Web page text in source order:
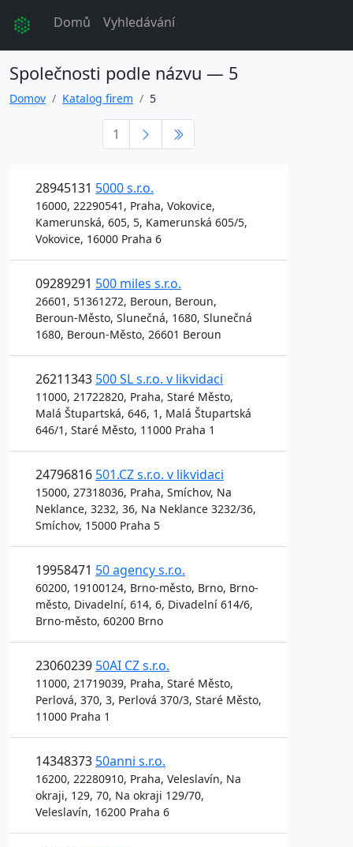
Domů Vyhledávání
Společnosti podle názvu — 5
Domov Katalog firem 5
1
28945131 5000 s.r.o.
16000, 22290541, Praha, Vokovice,
Kamerunská, 605, 5, Kamerunská 605/5,
Vokovice, 16000 Praha 6
09289291 500 miles s.r.o.
26601, 51361272, Beroun, Beroun,
Beroun-Město, Slunečná, 1680, Slunečná
1680, Beroun-Město, 26601 Beroun
26211343 500 SL s.r.o. v likvidaci
11000, 21722820, Praha, Staré Město,
Malá Štupartská, 646, 1, Malá Štupartská
646/1, Staré Město, 11000 Praha 1
24796816 501.CZ s.r.o. v likvidaci
15000, 27318036, Praha, Smíchov, Na
Neklance, 3232, 36, Na Neklance 3232/36,
Smíchov, 15000 Praha 5
19958471 50 agency s.r.o.
60200, 19100124, Brno-město, Brno, Brno-
město, Divadelní, 614, 6, Divadelní 614/6,
Brno-město, 60200 Brno
23060239 50AI CZ s.r.o.
11000, 21719039, Praha, Staré Město,
Perlová, 370, 3, Perlová 370/3, Staré Město,
11000 Praha 1
14348373 50anni s.r.o.
16200, 22280910, Praha, Veleslavín, Na
okraji, 129, 70, Na okraji 129/70,
Veleslavín, 16200 Praha 6